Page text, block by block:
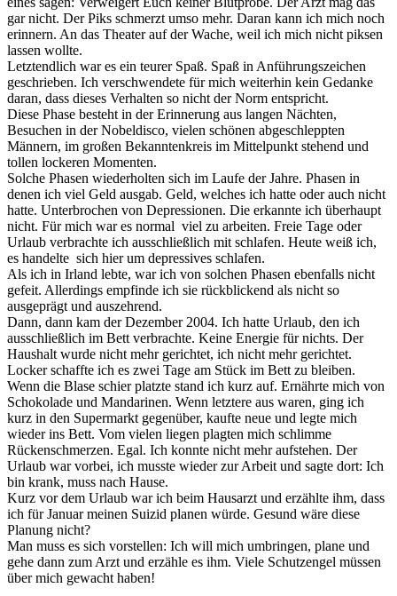
gar nicht. Der Piks schmerzt umso mehr. Daran kann ich mich noch
erinnern. An das Theater auf der Wache, weil ich mich nicht piksen
lassen wollte.
Letztendlich war es ein teurer Spaß. Spaß in Anführungszeichen
geschrieben. Ich verschwendete für mich weiterhin kein Gedanke
daran, dass dieses Verhalten so nicht der Norm entspricht.
Diese Phase besteht in der Erinnerung aus langen Nächten,
Besuchen in der Nobeldisco, vielen schönen abgeschleppten
Männern, im großen Bekanntenkreis im Mittelpunkt stehend und
tollen lockeren Momenten.
Solche Phasen wiederholten sich im Laufe der Jahre. Phasen in
denen ich viel Geld ausgab. Geld, welches ich hatte oder auch nicht
hatte. Unterbrochen von Depressionen. Die erkannte ich überhaupt
nicht. Für mich war es normal viel zu arbeiten. Freie Tage oder
Urlaub verbrachte ich ausschließlich mit schlafen. Heute weiß ich,
es handelte sich hier um depressives schlafen.
Als ich in Irland lebte, war ich von solchen Phasen ebenfalls nicht
gefeit. Allerdings empfinde ich sie rückblickend als nicht so
ausgeprägt und auszehrend.
Dann, dann kam der Dezember 2004. Ich hatte Urlaub, den ich
ausschließlich im Bett verbrachte. Keine Energie für nichts. Der
Haushalt wurde nicht mehr gerichtet, ich nicht mehr gerichtet.
Locker schaffte ich es zwei Tage am Stück im Bett zu bleiben.
Wenn die Blase schier platzte stand ich kurz auf. Ernährte mich von
Schokolade und Mandarinen. Wenn letztere aus waren, ging ich
kurz in den Supermarkt gegenüber, kaufte neue und legte mich
wieder ins Bett. Vom vielen liegen plagten mich schlimme
Rückenschmerzen. Egal. Ich konnte nicht mehr aufstehen. Der
Urlaub war vorbei, ich musste wieder zur Arbeit und sagte dort: Ich
bin krank, muss nach Hause.
Kurz vor dem Urlaub war ich beim Hausarzt und erzählte ihm, dass
ich für Januar meinen Suizid planen würde. Gesund wäre diese
Planung nicht?
Man muss es sich vorstellen: Ich will mich umbringen, plane und
gehe dann zum Arzt und erzähle es ihm. Viele Schutzengel müssen
über mich gewacht haben!